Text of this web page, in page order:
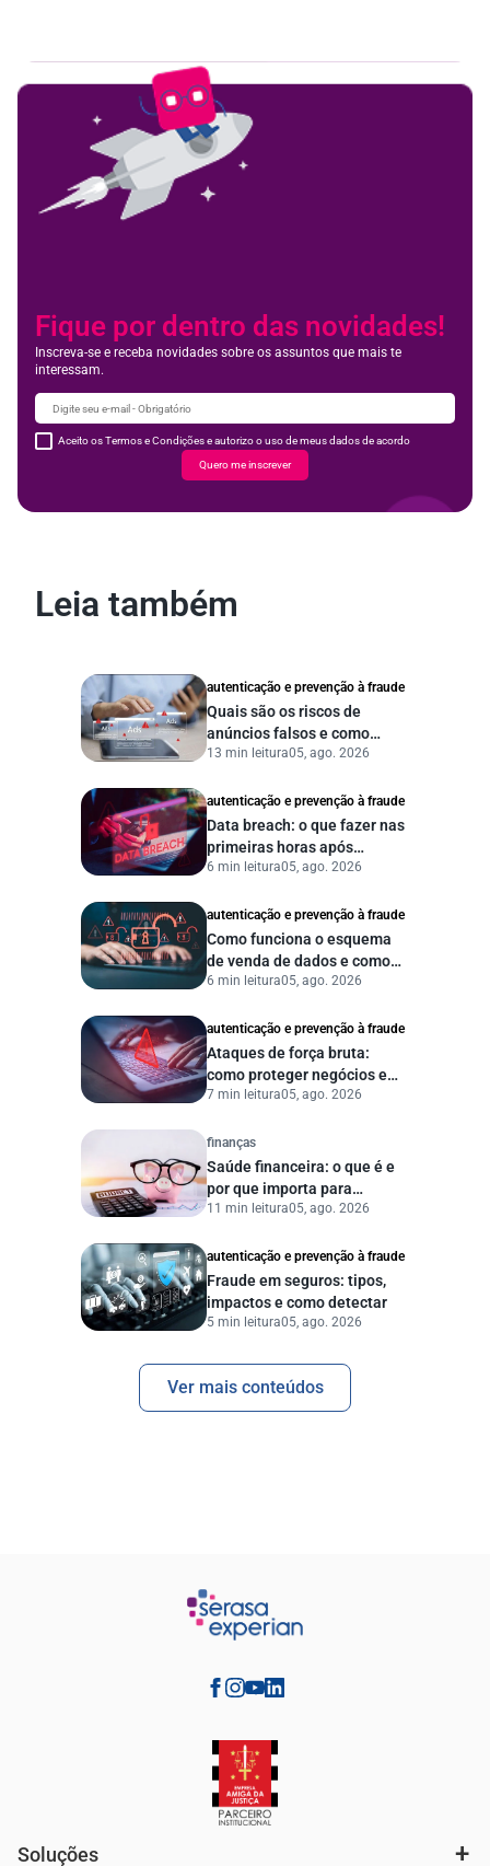
Fique por dentro das novidades!
Inscreva-se e receba novidades sobre os assuntos que mais te
interessam.
Aceito os Termos e Condições e autorizo o uso de meus dados de acordo
Quero me inscrever
Leia também
autenticação e prevenção à fraude
Quais são os riscos de
anúncios falsos e como
proteger seu negócio?
13 min leitura05, ago. 2026
autenticação e prevenção à fraude
Data breach: o que fazer nas
primeiras horas após
vazamento de dados?
6 min leitura05, ago. 2026
autenticação e prevenção à fraude
Como funciona o esquema
de venda de dados e como
proteger sua empresa?
6 min leitura05, ago. 2026
autenticação e prevenção à fraude
Ataques de força bruta:
como proteger negócios e
dados digitais
7 min leitura05, ago. 2026
finanças
Saúde financeira: o que é e
por que importa para
pessoas e empresas?
11 min leitura05, ago. 2026
autenticação e prevenção à fraude
Fraude em seguros: tipos,
impactos e como detectar
5 min leitura05, ago. 2026
Ver mais conteúdos
Soluções